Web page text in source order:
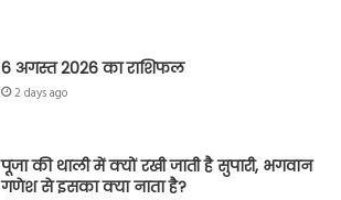
6 अगस्त 2026 का राशिफल
2 days ago
पूजा की थाली में क्यों रखी जाती है सुपारी, भगवान
गणेश से इसका क्या नाता है?